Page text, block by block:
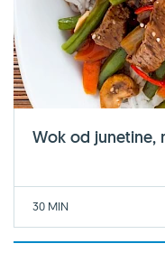
Wok od junetine,
30 MIN